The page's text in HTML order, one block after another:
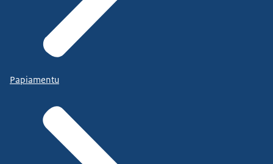
Papiamentu